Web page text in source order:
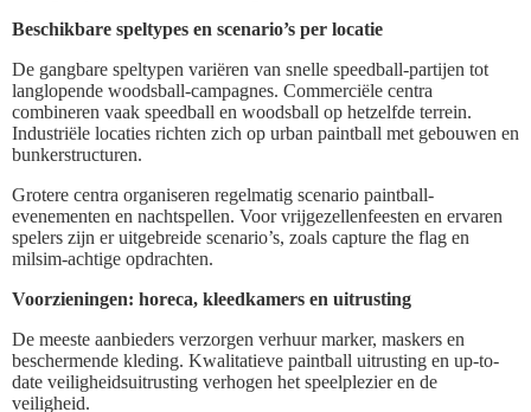
Beschikbare speltypes en scenario’s per locatie
De gangbare speltypen variëren van snelle speedball-partijen tot
langlopende woodsball-campagnes. Commerciële centra
combineren vaak speedball en woodsball op hetzelfde terrein.
Industriële locaties richten zich op urban paintball met gebouwen en
bunkerstructuren.
Grotere centra organiseren regelmatig scenario paintball-
evenementen en nachtspellen. Voor vrijgezellenfeesten en ervaren
spelers zijn er uitgebreide scenario’s, zoals capture the flag en
milsim-achtige opdrachten.
Voorzieningen: horeca, kleedkamers en uitrusting
De meeste aanbieders verzorgen verhuur marker, maskers en
beschermende kleding. Kwalitatieve paintball uitrusting en up-to-
date veiligheidsuitrusting verhogen het speelplezier en de
veiligheid.